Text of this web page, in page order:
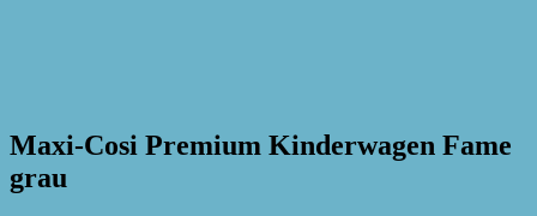
Maxi-Cosi Premium Kinderwagen Fame
grau